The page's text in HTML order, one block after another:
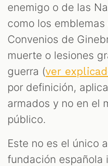
enemigo o de las
como los
Convenios de
muerte o lesiones
guerra (ver
por definición,
armados y no en el
público.
Este no es el único
fundación española